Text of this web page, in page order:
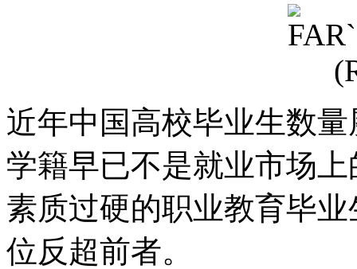
近年中国高校毕业生数
学籍早已不是就业市场
素质过硬的职业教育毕
位反超前者。